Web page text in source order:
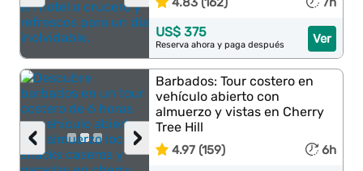
Ver
US$ 375
Reserva ahora y paga después
›
‹
Barbados: Tour costero en
vehículo abierto con
almuerzo y vistas en Cherry
Tree Hill
4.97 (159) 6h